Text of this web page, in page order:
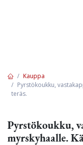
Kauppa
Pyrstökoukku,
teräs.
Pyrstökoukku,
myrskyhaalle.